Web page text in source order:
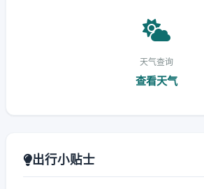
天气查询
查看天气
出行小贴士